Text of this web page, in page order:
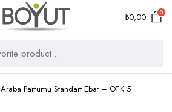
₺0,00 0
Araba Parfümü Standart Ebat – OTK 5